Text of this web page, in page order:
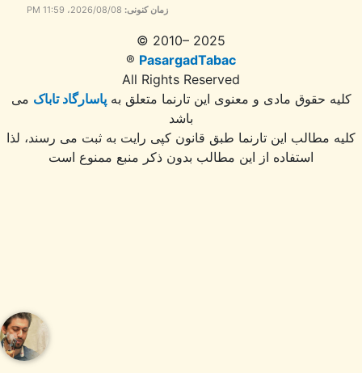
زمان کنونی:2026/08/08، 11:59 PM
© 2010– 2025
®PasargadTabac
All Rights Reserved
حقوق مادی و معنوی اين تارنما متعلق بهپاسارگاد تاباکمی
مطالب این تارنما طبق قانون کپی رایت به ثبت می رسند، لذا
استفاده از این مطالب بدون ذکر منبع ممنوع است